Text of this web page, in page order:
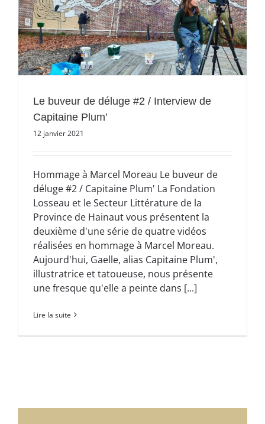
Le buveur de déluge #2 / Interview de
Capitaine Plum’
12 janvier 2021
Hommage à Marcel Moreau Le buveur de
déluge #2 / Capitaine Plum' La Fondation
Losseau et le Secteur Littérature de la
Province de Hainaut vous présentent la
deuxième d'une série de quatre vidéos
réalisées en hommage à Marcel Moreau.
Aujourd'hui, Gaelle, alias Capitaine Plum',
illustratrice et tatoueuse, nous présente
une fresque qu'elle a peinte dans [...]
Lire la suite